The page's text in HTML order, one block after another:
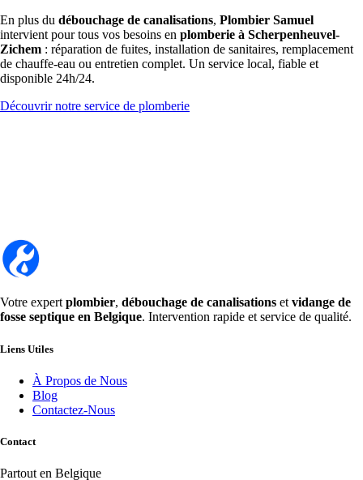
En plus du débouchage de canalisations, Plombier Samuel
intervient pour tous vos besoins en plomberie à Scherpenheuvel-
Zichem : réparation de fuites, installation de sanitaires, remplacement
de chauffe-eau ou entretien complet. Un service local, fiable et
disponible 24h/24.
Découvrir notre service de plomberie
Votre expert plombier, débouchage de canalisations et vidange de
fosse septique en Belgique. Intervention rapide et service de qualité.
Liens Utiles
À Propos de Nous
Blog
Contactez-Nous
Contact
Partout en Belgique